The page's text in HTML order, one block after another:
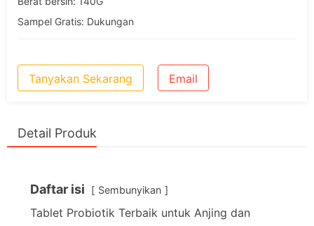
Sampel Gratis: Dukungan
Tanyakan Sekarang Email
Detail Produk
Daftar isi Sembunyikan
Tablet Probiotik Terbaik untuk Anjing dan